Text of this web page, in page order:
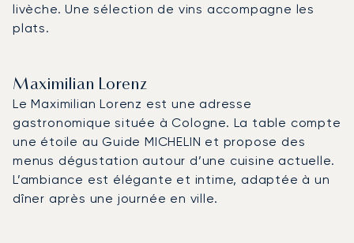
livèche. Une sélection de vins accompagne les
plats.
Maximilian Lorenz
Le Maximilian Lorenz est une adresse
gastronomique située à Cologne. La table compte
une étoile au Guide MICHELIN et propose des
menus dégustation autour d’une cuisine actuelle.
L’ambiance est élégante et intime, adaptée à un
dîner après une journée en ville.